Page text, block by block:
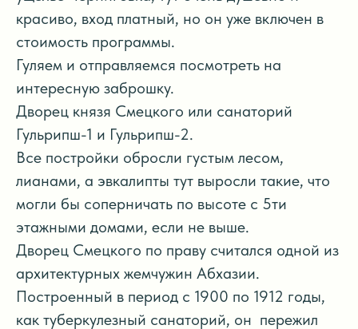
красиво, вход платный, но он уже включен в
стоимость программы.
Гуляем и отправляемся посмотреть на
интересную заброшку.
Дворец князя Смецкого или санаторий
Гульрипш-1 и Гульрипш-2.
Все постройки обросли густым лесом,
лианами, а эвкалипты тут выросли такие, что
могли бы соперничать по высоте с 5ти
этажными домами, если не выше.
Дворец Смецкого по праву считался одной из
архитектурных жемчужин Абхазии.
Построенный в период с 1900 по 1912 годы,
как туберкулезный санаторий, он пережил